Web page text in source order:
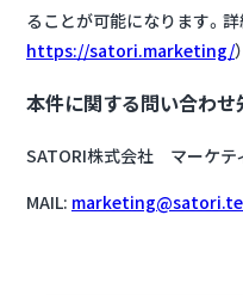
ることが可能になります。
https://satori.marketing/
本件に関する問い合わせ
SATORI株式会社 マーケ
MAIL: